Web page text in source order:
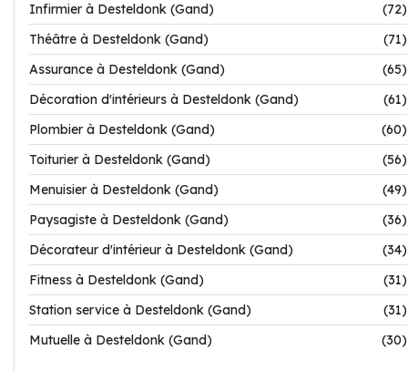
Infirmier à Desteldonk (Gand)
(72)
Théâtre à Desteldonk (Gand)
(71)
Assurance à Desteldonk (Gand)
(65)
Décoration d'intérieurs à Desteldonk (Gand)
(61)
Plombier à Desteldonk (Gand)
(60)
Toiturier à Desteldonk (Gand)
(56)
Menuisier à Desteldonk (Gand)
(49)
Paysagiste à Desteldonk (Gand)
(36)
Décorateur d'intérieur à Desteldonk (Gand)
(34)
Fitness à Desteldonk (Gand)
(31)
Station service à Desteldonk (Gand)
(31)
Mutuelle à Desteldonk (Gand)
(30)